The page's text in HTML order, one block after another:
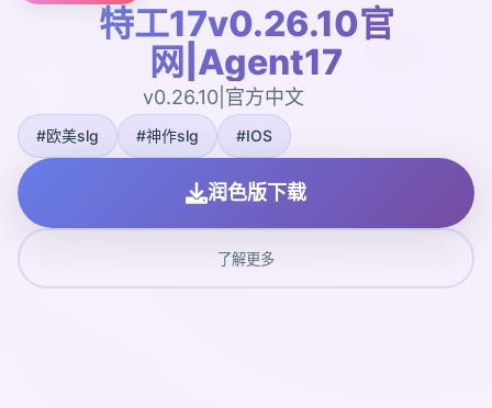
特工17v0.26.10官
网|Agent17
v0.26.10|官方中文
#欧美slg #神作slg #IOS
润色版下载
了解更多